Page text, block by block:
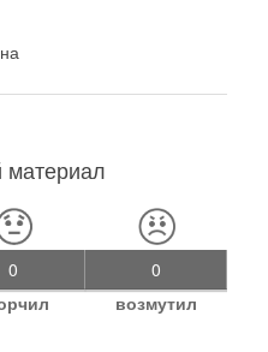
материал
0
0
возмутил